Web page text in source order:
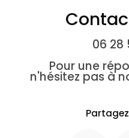
06 28
Pour une
n'hésitez pas à